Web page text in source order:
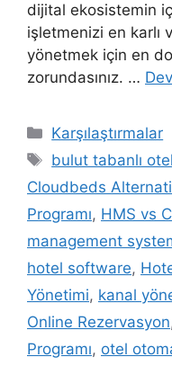
dijital ekosistemin
işletmenizi en karlı
yönetmek için en
zorundasınız. …
Kategoriler
Karşılaştırmalar
Etiketler
bulut tabanlı otel
Cloudbeds
Programı, HMS vs
management
hotel software,
Yönetimi, kanal
Online Rezervasyon
Programı, otel